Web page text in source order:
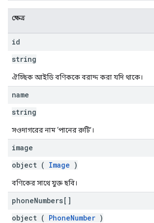
ক্ষেত্র
id
string
ঐচ্ছিক আইডি বণিককে বরাদ্দ করা যদি থাকে।
name
string
সওদাগরের নাম ‘পানের রুটি’।
image
object ( Image )
বণিকের সাথে যুক্ত ছবি।
phoneNumbers[]
object ( PhoneNumber )